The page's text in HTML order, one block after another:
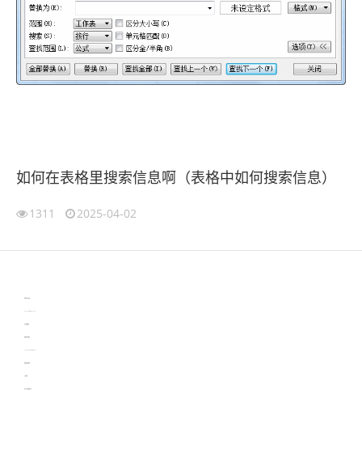
如何在表格里搜索信息啊（表格中如何搜索信息）
1311 2025-04-02